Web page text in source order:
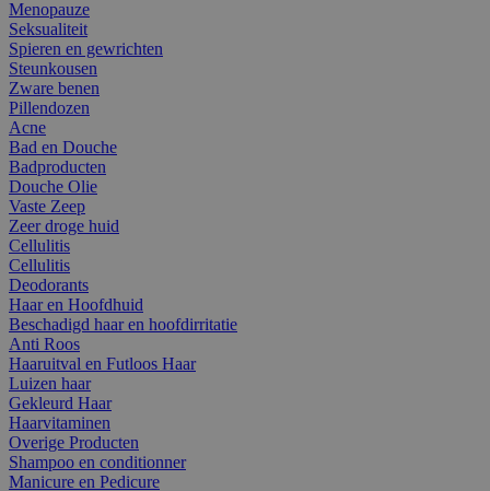
Menopauze
Seksualiteit
Spieren en gewrichten
Steunkousen
Zware benen
Pillendozen
Acne
Bad en Douche
Badproducten
Douche Olie
Vaste Zeep
Zeer droge huid
Cellulitis
Cellulitis
Deodorants
Haar en Hoofdhuid
Beschadigd haar en hoofdirritatie
Anti Roos
Haaruitval en Futloos Haar
Luizen haar
Gekleurd Haar
Haarvitaminen
Overige Producten
Shampoo en conditionner
Manicure en Pedicure